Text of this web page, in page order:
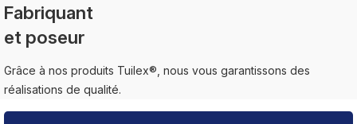
Fabriquant
et poseur
Grâce à nos produits Tuilex®, nous vous garantissons des
réalisations de qualité.